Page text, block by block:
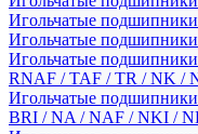
Игольчатые
Игольчатые
Игольчатые подшипники
RNAF / TAF / TR / NK /
Игольчатые
BRI / NA / NAF / NKI /